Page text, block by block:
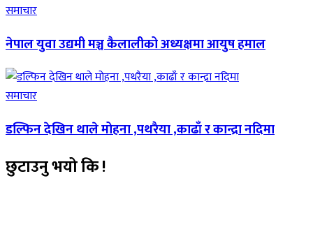
समाचार
नेपाल युवा उद्यमी मञ्च कैलालीको अध्यक्षमा आयुष हमाल
समाचार
डल्फिन देखिन थाले मोहना ,पथरैया ,काढाँ र कान्द्रा नदिमा
छुटाउनु भयो कि !